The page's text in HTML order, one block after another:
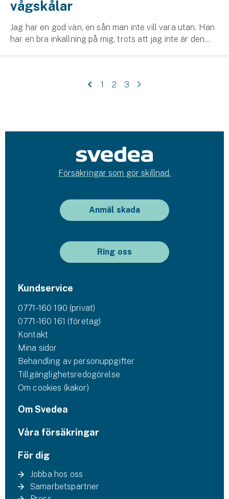
Hyresrättsförsäkring
Fritidshusförsäkring
Företag
Kommunolycksfall
Se alla försäkringar
vågskålar
Jag har en god vän, en sån man inte vill vara utan. Han
har en bra inkallning på mig, trots att jag inte är den
1 2 3
Försäkringar som gör skillnad.
Anmäl skada
Ring oss
Kundservice
0771-160 190 (privat)
0771-160 161 (företag)
Kontakt
Mina sidor
Behandling av personuppgifter
Tillgänglighetsredogörelse
Om cookies (kakor)
Om Svedea
Våra försäkringar
För dig
Jobba hos oss
Samarbetspartner